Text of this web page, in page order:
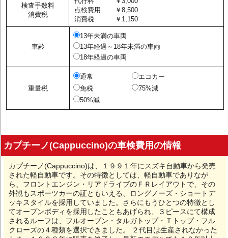
検査手数料
消費税
点検費用
￥8,500
消費税
￥1,150
車齢
13年未満の車両
13年経過～18年未満の車両
18年経過の車両
重量税
通常
エコカー
免税
75%減
50%減
カプチーノ(Cappuccino)の車検費用の情報
カプチーノ(Cappuccino)は、１９９１年にスズキ自動車から発売
された軽自動車です。その特徴としては、軽自動車でありなが
ら、フロントエンジン・リアドライブのＦＲレイアウトで、その
外観もスポーツカーの証ともいえる、ロングノーズ・ショートデ
ッキスタイルを採用していました。さらにもうひとつの特徴とし
てオープンボディを採用したこともあげられ、３ピースにて構成
されるルーフは、フルオープン・タルガトップ・Ｔトップ・フル
クローズの４種類を選択できました。 ２代目は生産されなかった